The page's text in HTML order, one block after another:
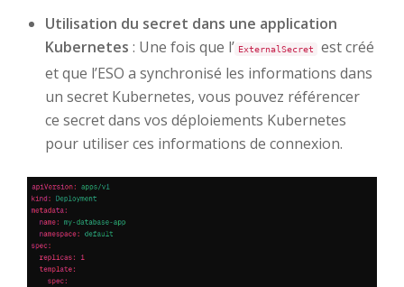
Utilisation du secret dans une application
Kubernetes : Une fois que l’ ExternalSecret
est créé
et que l’ESO a synchronisé les informations dans
un secret Kubernetes, vous pouvez référencer
ce secret dans vos déploiements Kubernetes
pour utiliser ces informations de connexion.